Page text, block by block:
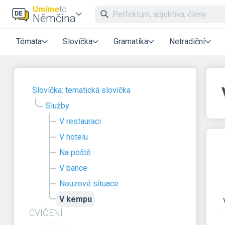
Umímeto
Němčina
Témata Slovíčka Gramatika Netradiční
Slovíčka: tematická slovíčka
Služby
V restauraci
V hotelu
Na poště
V bance
Nouzové situace
V kempu
CVIČENÍ